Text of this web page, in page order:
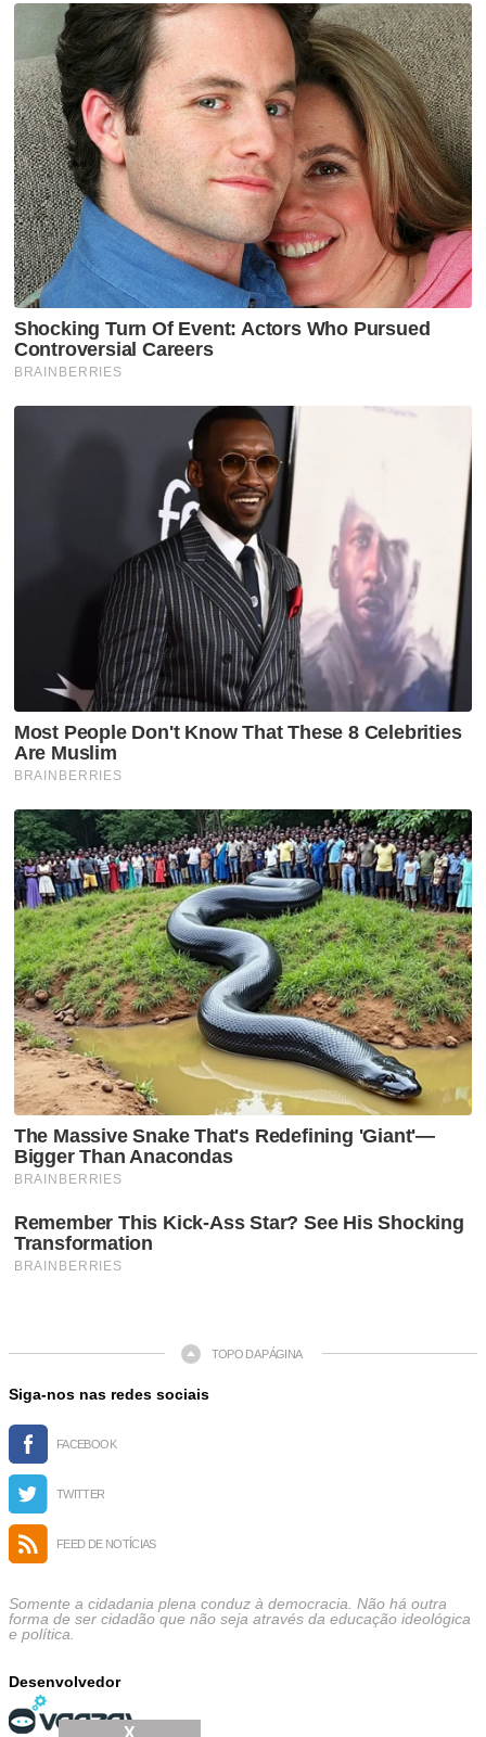
TOPO DA PÁGINA
Siga-nos nas redes sociais
FACEBOOK
TWITTER
FEED DE NOTÍCIAS
Somente a cidadania plena conduz à democracia. Não há outra
forma de ser cidadão que não seja através da educação ideológica
e política.
Desenvolvedor
X